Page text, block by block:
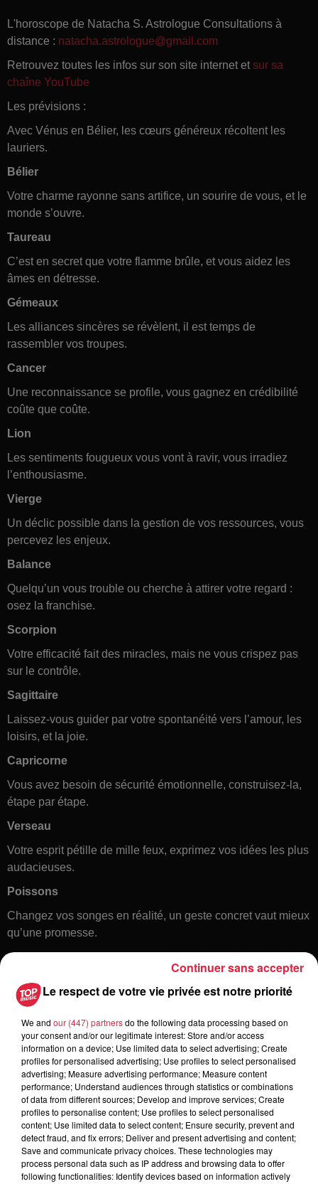
L'horoscope de Natacha S. Astrologue Consultations à
distance : natacha.astrologue@gmail.com
Retrouvez toutes les infos sur son site internet et sur sa
chaîne YouTube
Les prévisions :
Avec Vénus en Bélier, les cœurs généreux récoltent les
lauriers.
Bélier
Votre charme rayonne sans artifice, un sourire de vous, et le
monde s’ouvre.
Taureau
C’est en secret que votre flamme brûle, et vous aidez les
âmes en détresse.
Gémeaux
Les alliances sincères se révèlent, il est temps de
rassembler vos troupes.
Cancer
Une reconnaissance se profile, vous gagnez en crédibilité
coûte que coûte.
Lion
Les sentiments fougueux vous vont à ravir, vous irradiez
l’enthousiasme.
Vierge
Un déclic possible dans la gestion de vos ressources, vous
percevez les enjeux.
Balance
Quelqu’un vous trouble ou cherche à attirer votre regard :
osez la franchise.
Scorpion
Votre efficacité fait des miracles, mais ne vous crispez pas
sur le contrôle.
Sagittaire
Laissez-vous guider par votre spontanéité vers l’amour, les
loisirs, et la joie.
Capricorne
Vous avez besoin de sécurité émotionnelle, construisez-la,
étape par étape.
Verseau
Votre esprit pétille de mille feux, exprimez vos idées les plus
audacieuses.
Poissons
Changez vos songes en réalité, un geste concret vaut mieux
qu’une promesse.
Toute l'actu
5 août 2026
Europa-Park : des précisons sur
l’après Euro-Mir
Le respect de votre vie privée est notre priorité
We and our (447) partnersdo the following data processing based on
your consent and/or our legitimate interest: Store and/or access
information on a device; Use limited data to select advertising; Create
profiles for personalised advertising; Use profiles to select personalised
advertising; Measure advertising performance; Measure content
performance; Understand audiences through statistics or combinations
of data from different sources; Develop and improve services; Create
profiles to personalise content; Use profiles to select personalised
content; Use limited data to select content; Ensure security, prevent and
detect fraud, and fix errors; Deliver and present advertising and content;
Save and communicate privacy choices. These technologies may
process personal data such as IP address and browsing data to offer
following functionalities: Identify devices based on information actively
Continuer sans accepter